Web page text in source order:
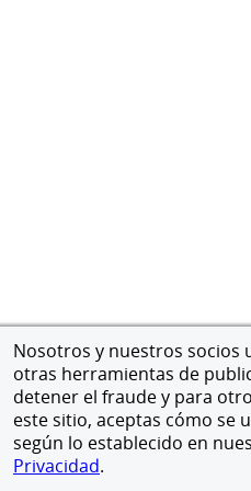
Nosotros y nuestros socios
otras herramientas de
detener el fraude y para
este sitio, aceptas cómo se
según lo establecido en
Privacidad.